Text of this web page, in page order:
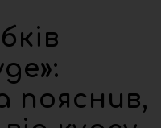
пояснив,